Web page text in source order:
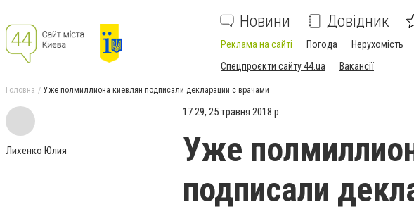
Новини Довідник
Реклама на сайті Погода Нерухомість
Спецпроєкти сайту 44.ua
Вакансії
Головна Уже полмиллиона киевлян подписали декларации с врачами
Лихенко Юлия
17:29, 25 травня 2018 р.
Уже
подписали